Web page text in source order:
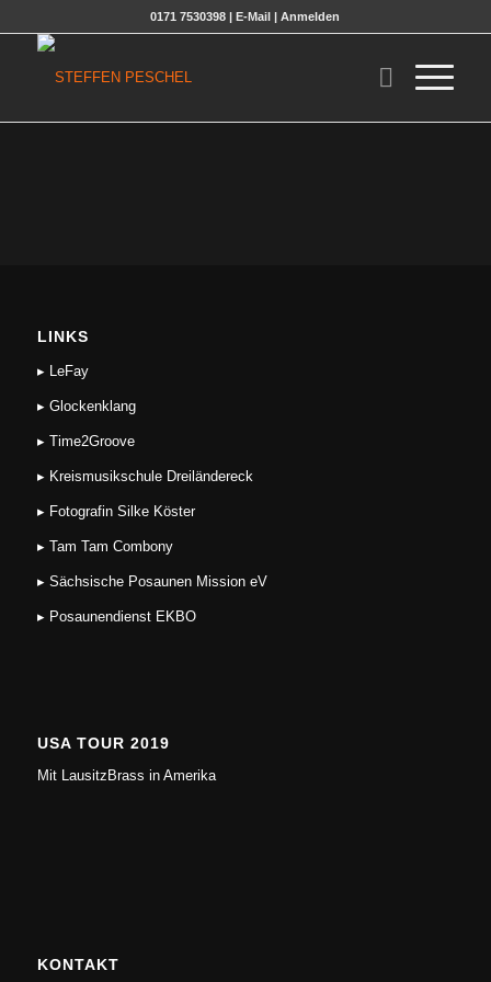
0171 7530398 |E-Mail |Anmelden
LINKS
▸ LeFay
▸ Glockenklang
▸ Time2Groove
▸ Kreismusikschule Dreiländereck
▸ Fotografin Silke Köster
▸ Tam Tam Combony
▸ Sächsische Posaunen Mission eV
▸ Posaunendienst EKBO
USA TOUR 2019
Mit LausitzBrass in Amerika
KONTAKT